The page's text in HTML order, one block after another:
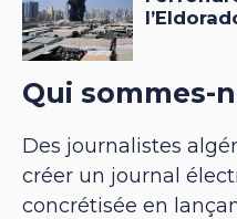
Qui sommes-
Des journalistes
créer un journal
concrétisée en